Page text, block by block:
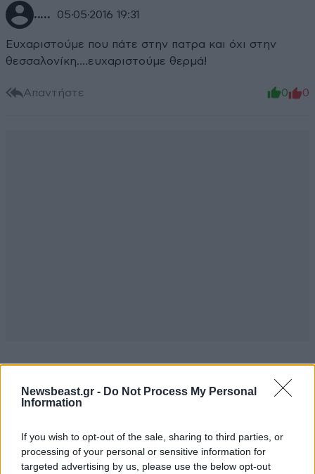
Newsbeast.gr - Do Not Process My Personal
Information
If you wish to opt-out of the sale, sharing to third parties, or
processing of your personal or sensitive information for
targeted advertising by us, please use the below opt-out
..... 05·05·2016 19:31
Ευχαριστούμε που πάτε στην πατρα και όχι στην
θεσσαλονίκη....ευχαριστούμε θερμά!
Απαντήστε 0 0
TRENDING